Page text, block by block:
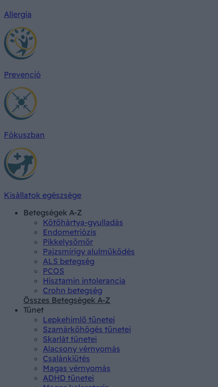
Allergia
Prevenció
Fókuszban
Kisállatok egészsége
Betegségek A-Z
Kötőhártya-gyulladás
Endometriózis
Pikkelysömör
Pajzsmirigy alulműködés
ALS betegség
PCOS
Hisztamin intolerancia
Crohn betegség
Összes Betegségek A-Z
Tünet
Lepkehimlő tünetei
Szamárköhögés tünetei
Skarlát tünetei
Alacsony vérnyomás
Csalánkiütés
Magas vérnyomás
ADHD tünetei